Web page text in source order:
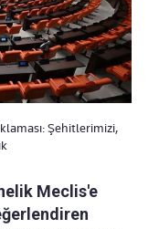
Şehitlerimizi,
Meclis'e